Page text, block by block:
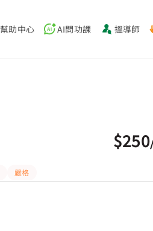
幫助中心 AI問功課 搵導師
嚴格
$250